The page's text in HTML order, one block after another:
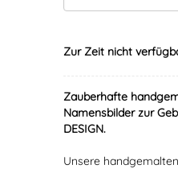
Zur Zeit nicht
Zauberhafte
Namensbilder zur
DESIGN.
Unsere